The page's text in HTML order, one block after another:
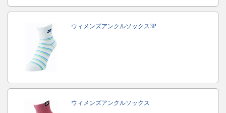
ウィメンズアンクルソックス3P
ウィメンズアンクルソックス